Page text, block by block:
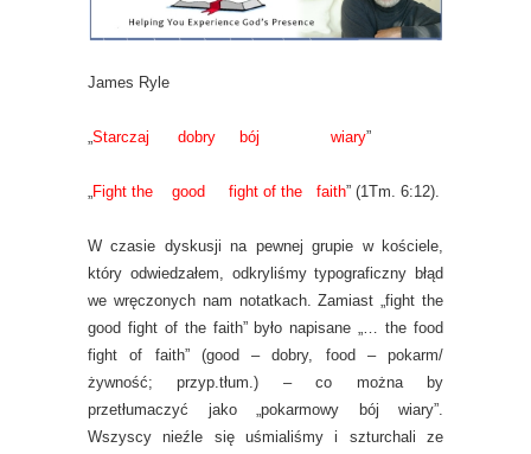
James Ryle
„Starczaj dobry bój wiary”
„Fight the good fight of the faith” (1Tm. 6:12).
W czasie dyskusji na pewnej grupie w kościele,
który odwiedzałem, odkryliśmy typograficzny błąd
we wręczonych nam notatkach. Zamiast „fight the
good fight of the faith” było napisane „… the food
fight of faith” (good – dobry, food – pokarm/
żywność; przyp.tłum.) – co można by
przetłumaczyć jako „pokarmowy bój wiary”.
Wszyscy nieźle się uśmialiśmy i szturchali ze